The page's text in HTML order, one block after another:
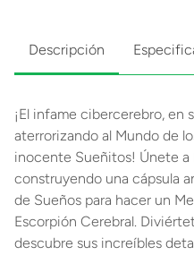
Descripción
¡El infame cibercerebro, en
aterrorizando al Mundo de
inocente Sueñitos! Únete a
construyendo una cápsula
de Sueños para hacer un
Escorpión Cerebral.
descubre sus increíbles